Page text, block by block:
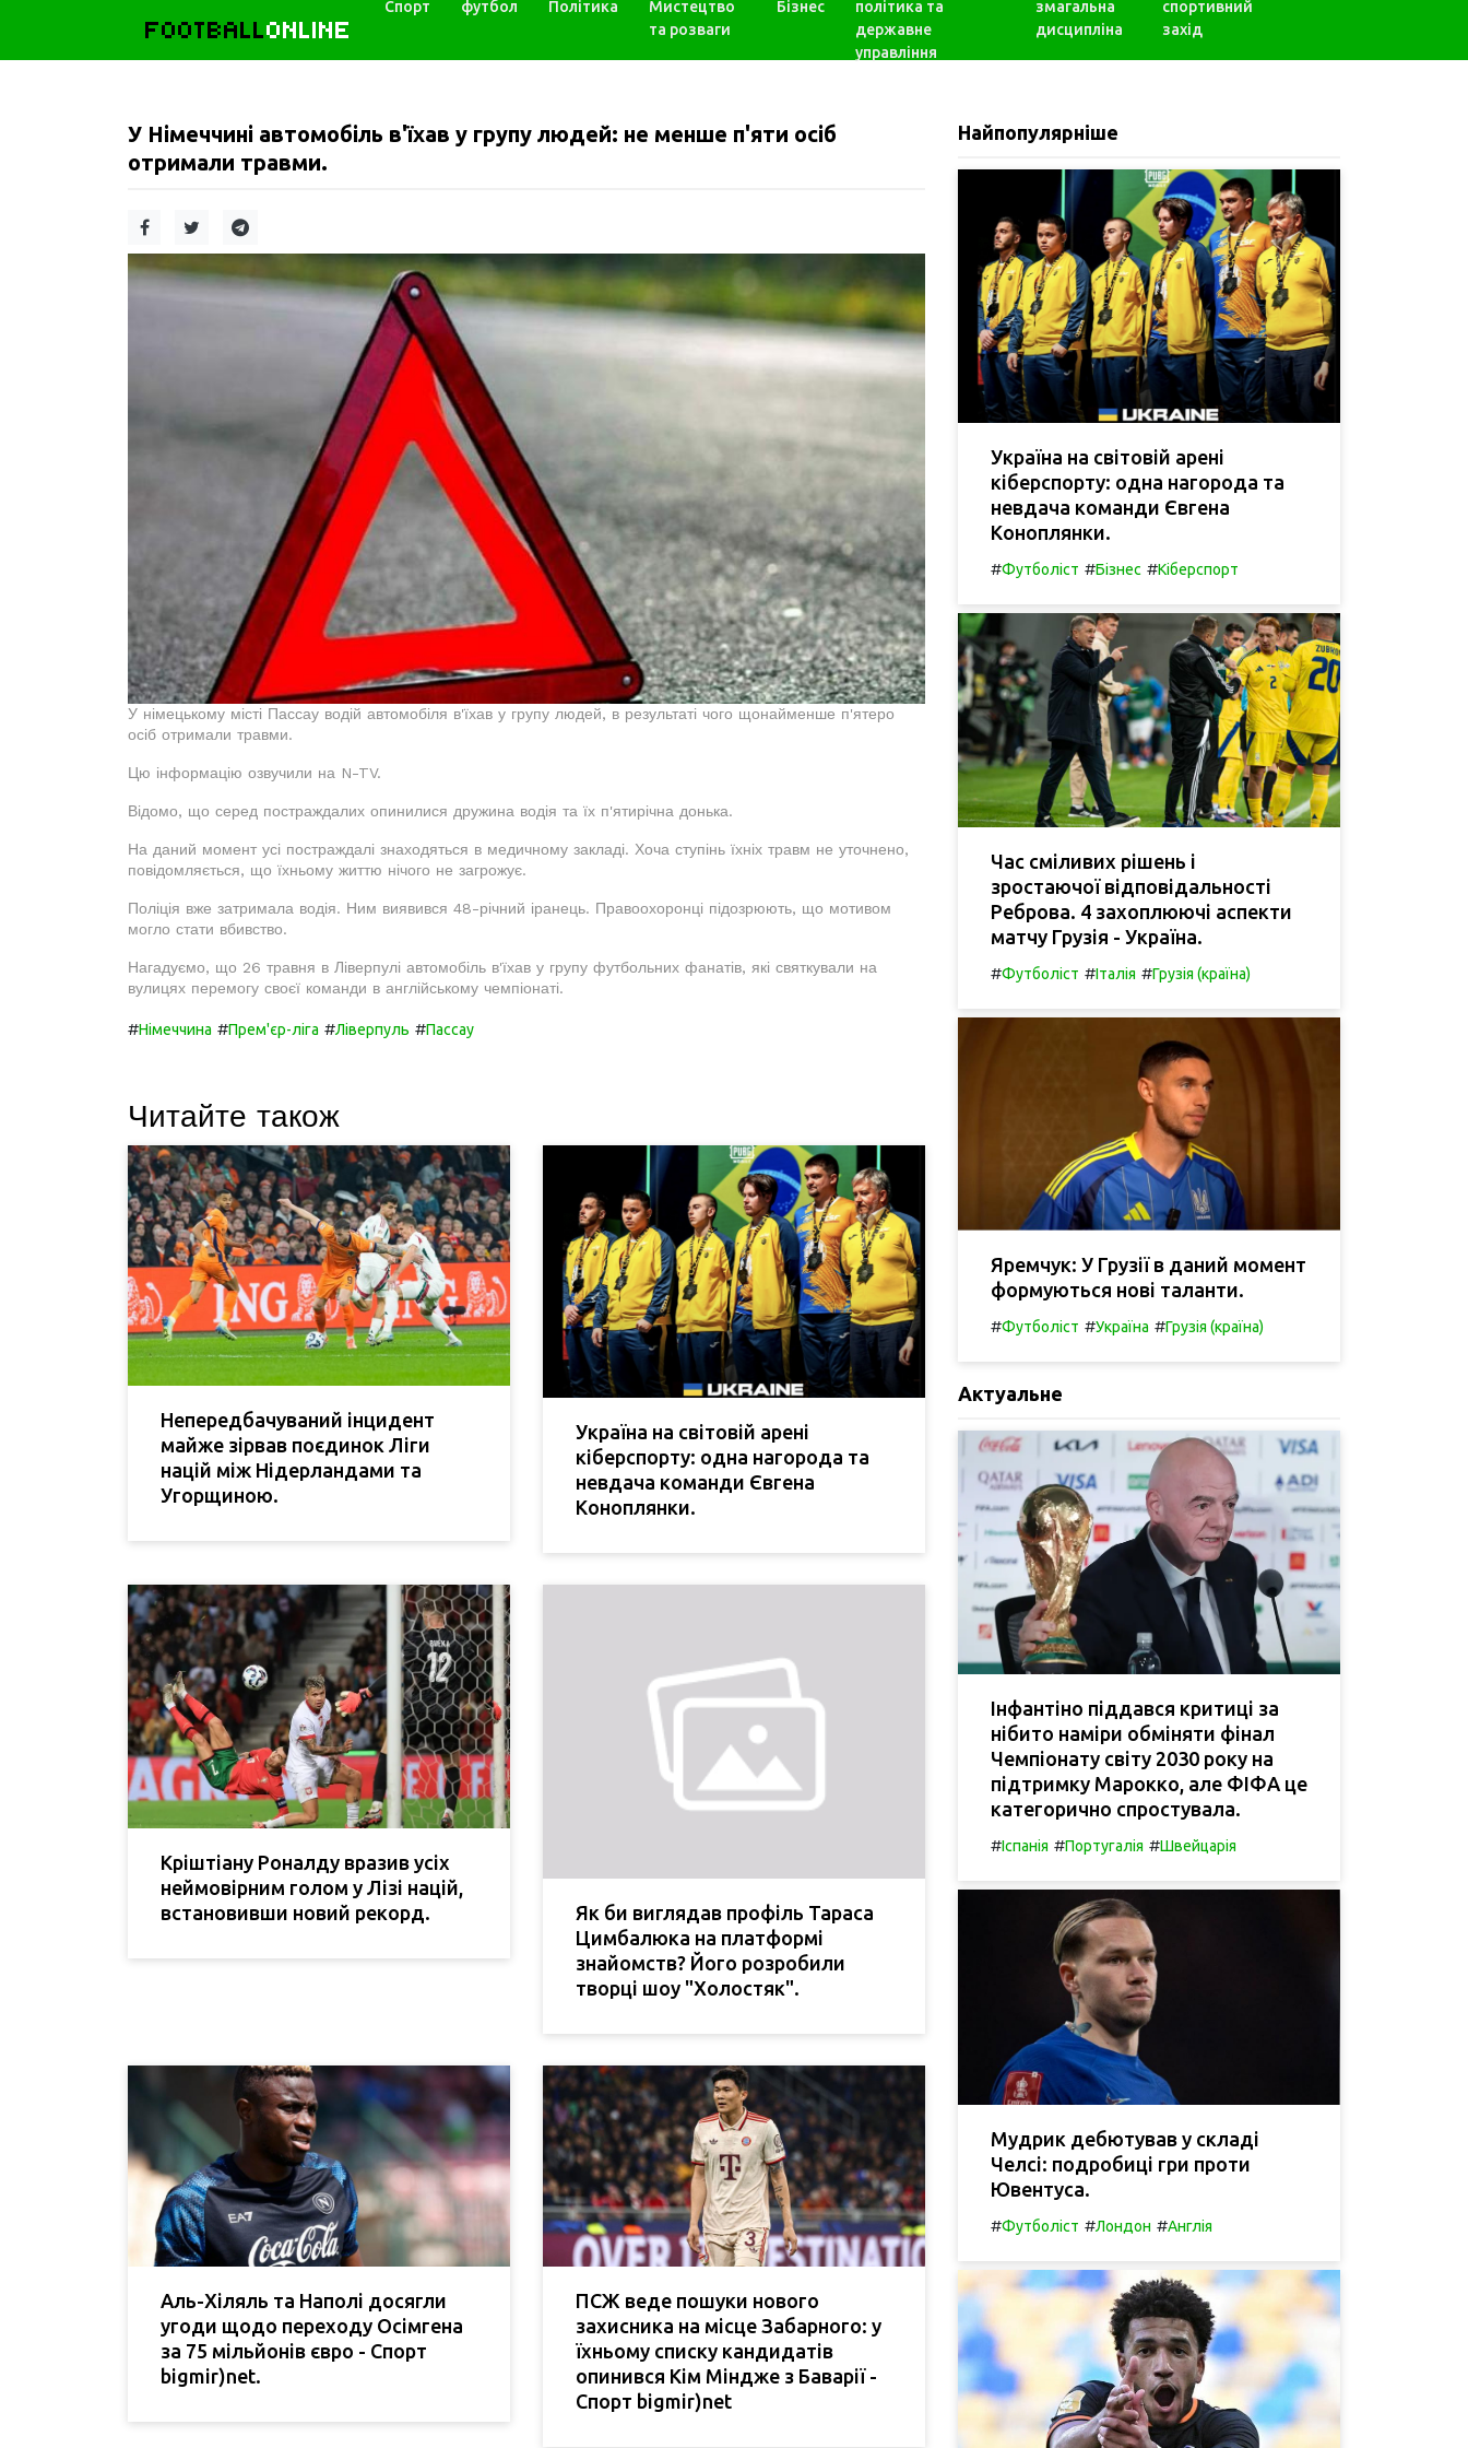
FOOTBALLONLINE
Спорт футбол Політика
Мистецтво
та розваги
Бізнес
політика та
державне
управління
змагальна
дисципліна
спортивний
захід
У Німеччині автомобіль в'їхав у групу людей: не менше п'яти осіб
отримали травми.
У німецькому місті Пассау водій автомобіля в'їхав у групу людей, в результаті чого щонайменше п'ятеро
осіб отримали травми.
Цю інформацію озвучили на N-TV.
Відомо, що серед постраждалих опинилися дружина водія та їх п'ятирічна донька.
На даний момент усі постраждалі знаходяться в медичному закладі. Хоча ступінь їхніх травм не уточнено,
повідомляється, що їхньому життю нічого не загрожує.
Поліція вже затримала водія. Ним виявився 48-річний іранець. Правоохоронці підозрюють, що мотивом
могло стати вбивство.
Нагадуємо, що 26 травня в Ліверпулі автомобіль в'їхав у групу футбольних фанатів, які святкували на
вулицях перемогу своєї команди в англійському чемпіонаті.
#Німеччина #Прем'єр-ліга #Ліверпуль #Пассау
Читайте також
Непередбачуваний інцидент
майже зірвав поєдинок Ліги
націй між Нідерландами та
Угорщиною.
Україна на світовій арені
кіберспорту: одна нагорода та
невдача команди Євгена
Коноплянки.
Кріштіану Роналду вразив усіх
неймовірним голом у Лізі націй,
встановивши новий рекорд.
Як би виглядав профіль Тараса
Цимбалюка на платформі
знайомств? Його розробили
творці шоу "Холостяк".
Аль-Хіляль та Наполі досягли
угоди щодо переходу Осімгена
за 75 мільйонів євро - Спорт
bigmir)net.
ПСЖ веде пошуки нового
захисника на місце Забарного: у
їхньому списку кандидатів
опинився Кім Міндже з Баварії -
Спорт bigmir)net
Найпопулярніше
Україна на світовій арені
кіберспорту: одна нагорода та
невдача команди Євгена
Коноплянки.
#Футболіст #Бізнес #Кіберспорт
Час сміливих рішень і
зростаючої відповідальності
Реброва. 4 захоплюючі аспекти
матчу Грузія - Україна.
#Футболіст #Італія #Грузія (країна)
Яремчук: У Грузії в даний момент
формуються нові таланти.
#Футболіст #Україна #Грузія (країна)
Актуальне
Інфантіно піддався критиці за
нібито наміри обміняти фінал
Чемпіонату світу 2030 року на
підтримку Марокко, але ФІФА це
категорично спростувала.
#Іспанія #Португалія #Швейцарія
Мудрик дебютував у складі
Челсі: подробиці гри проти
Ювентуса.
#Футболіст #Лондон #Англія